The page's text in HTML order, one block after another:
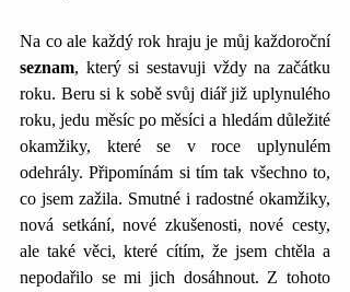
Na co ale každý rok hraju je můj každoroční
seznam, který si sestavuji vždy na začátku
roku. Beru si k sobě svůj diář již uplynulého
roku, jedu měsíc po měsíci a hledám důležité
okamžiky, které se v roce uplynulém
odehrály. Připomínám si tím tak všechno to,
co jsem zažila. Smutné i radostné okamžiky,
nová setkání, nové zkušenosti, nové cesty,
ale také věci, které cítím, že jsem chtěla a
nepodařilo se mi jich dosáhnout. Z tohoto